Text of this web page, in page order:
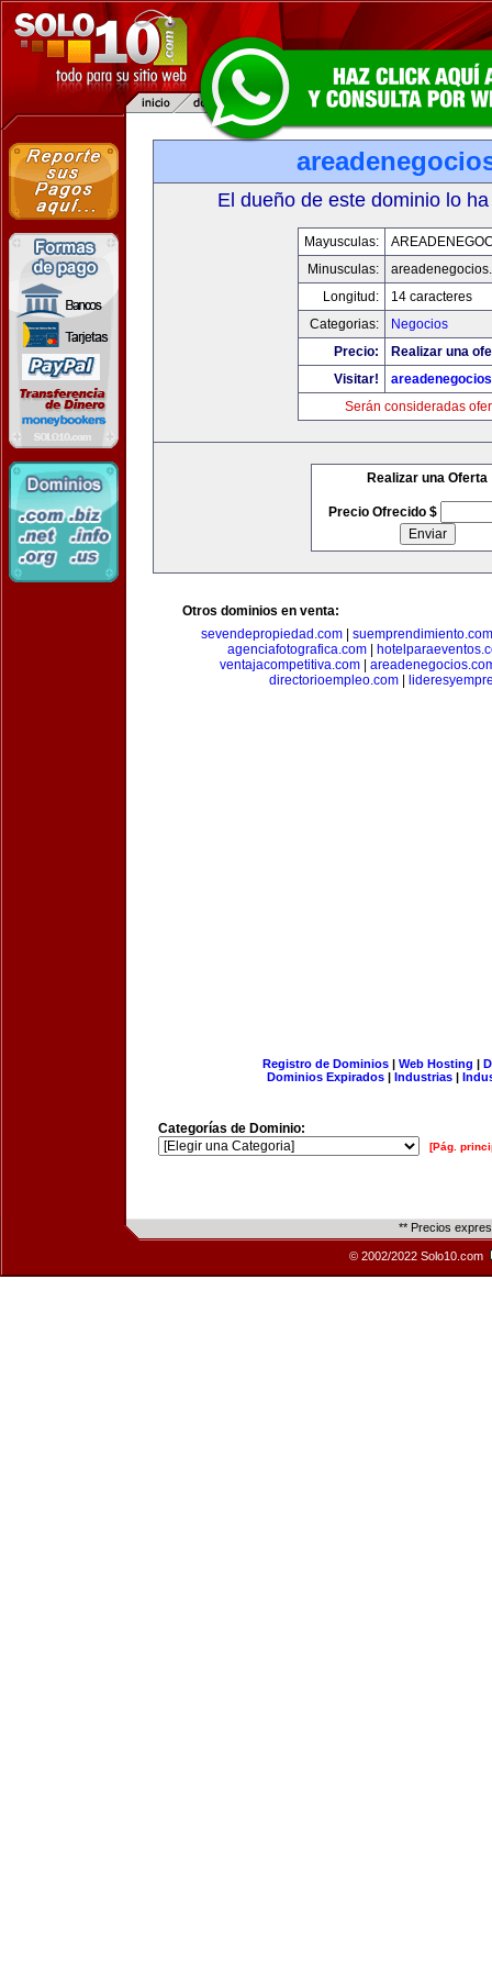
El dueño de este dominio lo
Mayusculas:
Minusculas:
Longitud:
14 caracteres
Categorias:
Negocios
Precio:
Realizar una
Visitar!
Serán consideradas
Realizar una Oferta
Precio Ofrecido $
Otros dominios en venta:
sevendepropiedad.com| suemprendimiento.com
agenciafotografica.com|
ventajacompetitiva.com
directorioempleo.com|
Registro de Dominios| Web Hosting |
Dominios Expirados | Industrias |
Categorías de Dominio:
[Pág.
** Precios
© 2002/2022 Solo10.com